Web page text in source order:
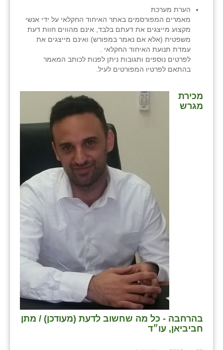
הערת מערכת
מאמרים המפורסמים באתר האיחוד החקלאי על ידי אנשי
מקצוע מייצגים את דעתם בלבד, אינם מהווים חוות דעת
משפטית (אלא אם נאמר במפורש) ואינם מייצגים את
עמדת תנועת האיחוד החקלאי .
לפרטים נוספים ותגובות ניתן לפנות לכותב המאמר
בהתאם לפרטיו המפורטים לעיל.
מכירת
מגרש
בהרחבה - כל מה שחשוב לדעת (מעודכן) / מתן
חביביאן, עו״ד
כליל
יד השמונה
כפר אביב
כפר ביאליק
כפר מישר
נהריה (אג״ש)